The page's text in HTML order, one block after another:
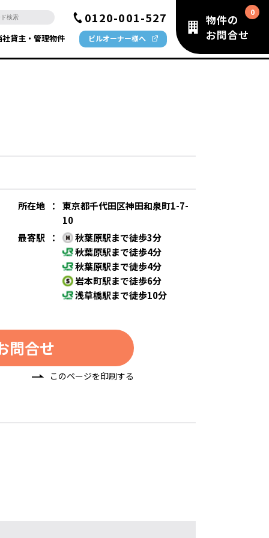
0120-001-527
社貸主・管理物件 ビルオーナー様へ
物件の
お問合せ
所在地 ：
東京都千代田区神田和泉町1-7-
10
最寄駅
：
秋葉原駅まで徒歩3分
秋葉原駅まで徒歩4分
秋葉原駅まで徒歩4分
岩本町駅まで徒歩6分
浅草橋駅まで徒歩10分
問合せ
このページを印刷する